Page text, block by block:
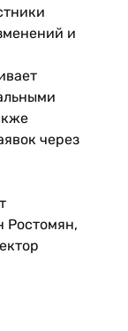
и
через
Ростомян,